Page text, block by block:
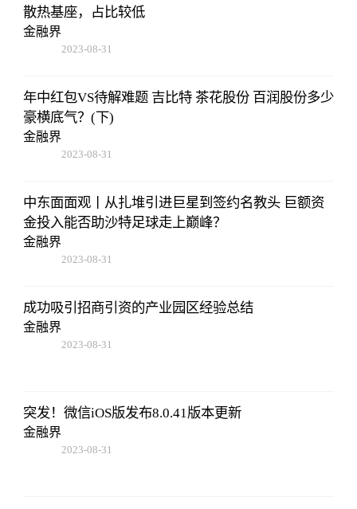
散热基座，占比较低
金融界
2023-08-31
年中红包VS待解难题 吉比特 茶花股份 百润股份多少
豪横底气？(下)
金融界
2023-08-31
中东面面观丨从扎堆引进巨星到签约名教头 巨额资
金投入能否助沙特足球走上巅峰？
金融界
2023-08-31
成功吸引招商引资的产业园区经验总结
金融界
2023-08-31
突发！微信iOS版发布8.0.41版本更新
金融界
2023-08-31